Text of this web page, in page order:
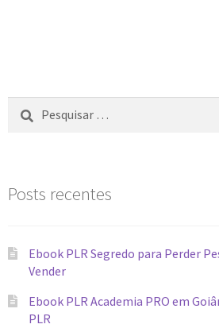
Posts recentes
Ebook PLR Segredo para Perder
Vender
Ebook PLR Academia PRO em
PLR